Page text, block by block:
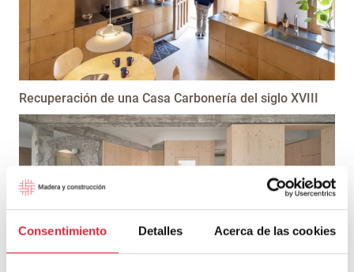
Consentimiento Detalles Acerca de las cookies
Recuperación de una Casa Carbonería del siglo XVIII